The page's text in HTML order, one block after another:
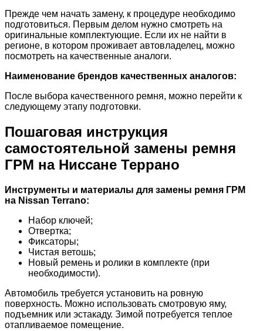
Прежде чем начать замену, к процедуре необходимо
подготовиться. Первым делом нужно смотреть на
оригинальные комплектующие. Если их не найти в
регионе, в котором проживает автовладелец, можно
посмотреть на качественные аналоги.
Наименование брендов качественных аналогов:
После выбора качественного ремня, можно перейти к
следующему этапу подготовки.
Пошаговая инструкция
самостоятельной замены ремня
ГРМ на Ниссане Террано
Инструменты и материалы для замены ремня ГРМ
на Nissan Terrano:
Набор ключей;
Отвертка;
Фиксаторы;
Чистая ветошь;
Новый ремень и ролики в комплекте (при
необходимости).
Автомобиль требуется установить на ровную
поверхность. Можно использовать смотровую яму,
подъемник или эстакаду. Зимой потребуется теплое
отапливаемое помещение.